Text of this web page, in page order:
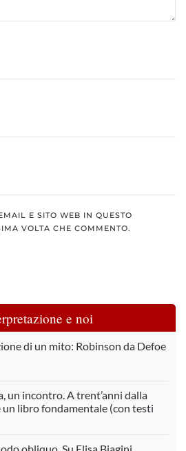
E SITO WEB IN QUESTO
VOLTA CHE COMMENTO.
e noi
di un mito: Robinson da Defoe
un incontro. A trent’anni dalla
un libro fondamentale (con testi